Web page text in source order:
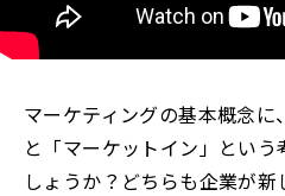
マーケティングの基本概念に
と「マーケットイン」とい
しょうか？どちらも企業が